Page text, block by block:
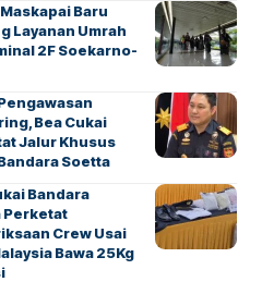
Baru
Layanan Umrah
2F Soekarno-
Bea Cukai
Jalur Khusus
Soetta
Bandara
Perketat
Crew Usai
Bawa 25Kg